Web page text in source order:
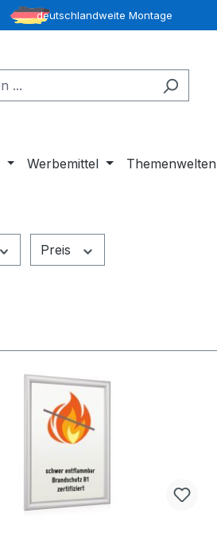
deutschlandweite Montage
Werbemittel Themenwelten
Preis